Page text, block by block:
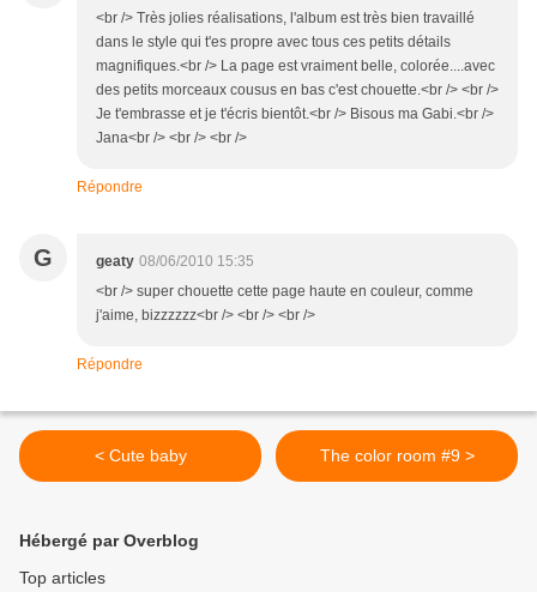
<br /> Très jolies réalisations, l'album est très bien travaillé
dans le style qui t'es propre avec tous ces petits détails
magnifiques.<br /> La page est vraiment belle, colorée....avec
des petits morceaux cousus en bas c'est chouette.<br /> <br />
Je t'embrasse et je t'écris bientôt.<br /> Bisous ma Gabi.<br />
Jana<br /> <br /> <br />
Répondre
G geaty 08/06/2010 15:35
<br /> super chouette cette page haute en couleur, comme
j'aime, bizzzzzz<br /> <br /> <br />
Répondre
< Cute baby The color room #9 >
Hébergé par Overblog
Top articles